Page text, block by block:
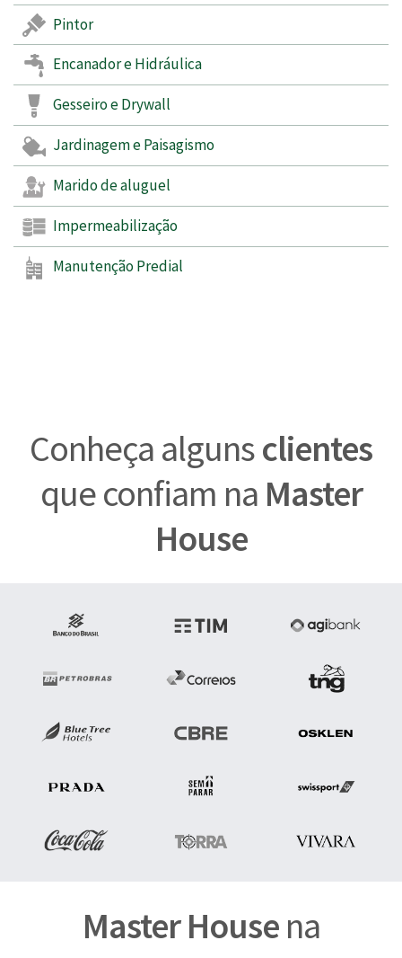
Pintor
Encanador e Hidráulica
Gesseiro e Drywall
Jardinagem e Paisagismo
Marido de aluguel
Impermeabilização
Manutenção Predial
Conheça algunsclientes
que confiam na Master
House
Master Housena